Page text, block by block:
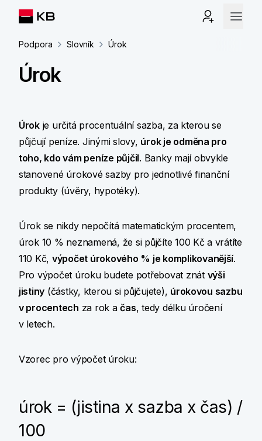
Podpora Slovník Úrok
Úrok
Úrokje určitá procentuální sazba, za kterou se
půjčují peníze. Jinými slovy, úrok je odměna pro
toho, kdo vám peníze půjčil. Banky mají obvykle
stanovené úrokové sazby pro jednotlivé finanční
produkty (úvěry, hypotéky).
Úrok se nikdy nepočítá matematickým procentem,
úrok 10 % neznamená, že si půjčíte 100 Kč a vrátíte
110 Kč, výpočet úrokového % je komplikovanější.
Pro výpočet úroku budete potřebovat znát výši
jistiny (částky, kterou si půjčujete), úrokovou sazbu
v procentech za rok ačas, tedy délku úročení
v letech.
Vzorec pro výpočet úroku:
úrok = (jistina x sazba x čas) /
100